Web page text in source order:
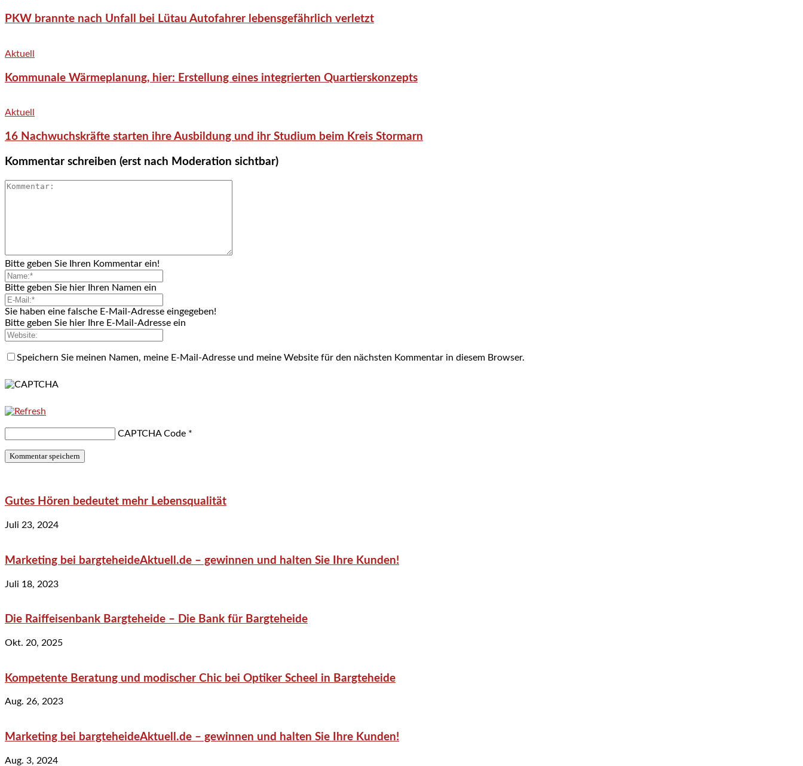
PKW brannte nach Unfall bei Lütau Autofahrer lebensgefährlich verletzt
Aktuell
Kommunale Wärmeplanung, hier: Erstellung eines integrierten Quartierskonzepts
Aktuell
16 Nachwuchskräfte starten ihre Ausbildung und ihr Studium beim Kreis Stormarn
Kommentar schreiben (erst nach Moderation sichtbar)
Bitte geben Sie Ihren Kommentar ein!
Bitte geben Sie hier Ihren Namen ein
Sie haben eine falsche E-Mail-Adresse eingegeben!
Bitte geben Sie hier Ihre E-Mail-Adresse ein
Speichern Sie meinen Namen, meine E-Mail-Adresse und meine Website für den nächsten Kommentar in diesem Browser.
CAPTCHA Code *
Gutes Hören bedeutet mehr Lebensqualität
Juli 23, 2024
Marketing bei bargteheideAktuell.de – gewinnen und halten Sie Ihre Kunden!
Juli 18, 2023
Die Raiffeisenbank Bargteheide – Die Bank für Bargteheide
Okt. 20, 2025
Kompetente Beratung und modischer Chic bei Optiker Scheel in Bargteheide
Aug. 26, 2023
Marketing bei bargteheideAktuell.de – gewinnen und halten Sie Ihre Kunden!
Aug. 3, 2024